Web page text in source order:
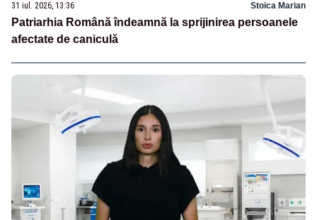
31 iul. 2026, 13:36 Stoica Marian
Patriarhia Română îndeamnă la sprijinirea persoanele
afectate de caniculă